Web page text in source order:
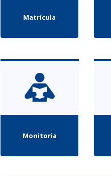
Matrícula
Monitoria